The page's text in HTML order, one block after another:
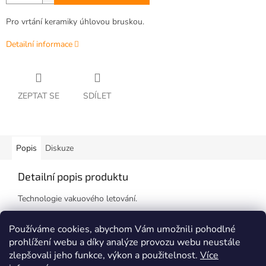
Používáme cookies, abychom Vám umožnili pohodlné
prohlížení webu a díky analýze provozu webu neustále
zlepšovali jeho funkce, výkon a použitelnost. Více
Pro vrtání keramiky úhlovou bruskou.
Detailní informace
ZEPTAT SE SDÍLET
Popis Diskuze
Detailní popis produktu
Technologie vakuového letování.